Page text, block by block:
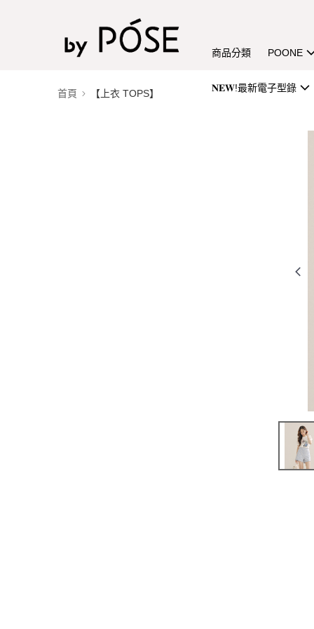
商品分類 POONE
𝐍𝐄𝐖!最新電子型錄
首頁 【上衣 TOPS】